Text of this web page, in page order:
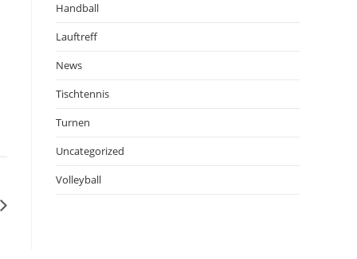
Handball
Lauftreff
News
Tischtennis
Turnen
Uncategorized
Volleyball